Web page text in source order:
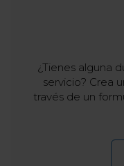
¿Tienes alguna
servicio? Crea
través de un